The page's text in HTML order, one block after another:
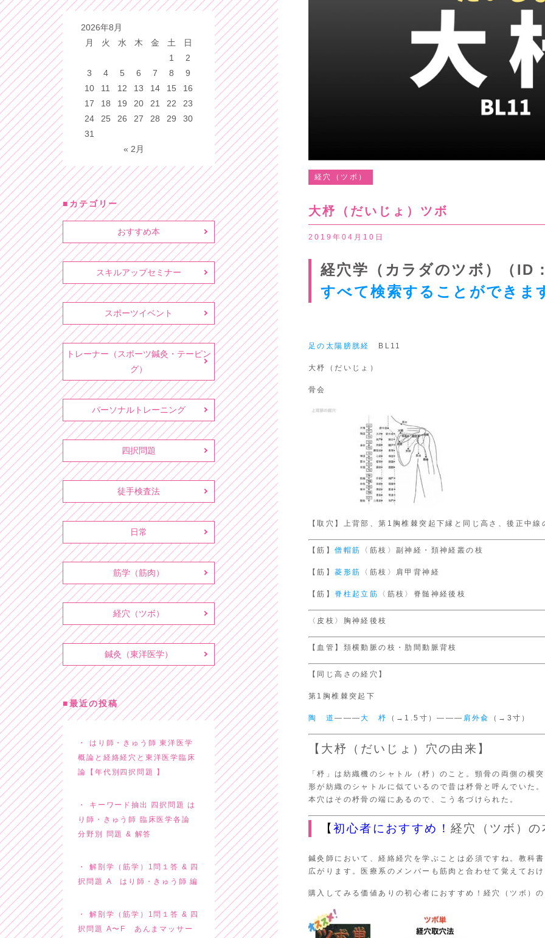
経穴（ツボ）
大杼（だいじょ）ツボ
2019年04月10日
経穴学（カラダのツボ）（ID
すべて検索することができ
足の太陽膀胱経 BL11
大杼（だいじょ）
骨会
【取穴】上背部、第1胸椎棘突起下縁と同じ高さ、後正中
【筋】僧帽筋 〈筋枝〉副神経・頚神経叢の枝
【筋】菱形筋 〈筋枝〉肩甲背神経
【筋】 脊柱起立筋 〈筋枝〉脊髄神経後枝
〈皮枝〉胸神経後枝
【血管】頚横動脈の枝・肋間動脈背枝
【同じ高さの経穴】
第1胸椎棘突起下
陶 道―――大 杼 （→1.5寸）――― 肩外兪 （→3寸）
【大杼（だいじょ）穴の由来】
「杼」は紡織機のシャトル（杼）のこと。頸骨の両側の横
形が紡織のシャトルに似ているので昔は杼骨と呼んでいた。
本穴はその杼骨の端にあるので、こう名づけられた。
【初心者におすすめ！ 経穴（ツボ）
鍼灸師において、経絡経穴を学ぶことは必須ですね。教科
広がります。医療系のメンバーも筋肉と合わせて覚えてお
購入してみる価値ありの初心者におすすめ！経穴（ツボ）
2026年8月
月
火 水 木 金 土
日
1
2
3
4 5 6 7 8
9
10
11 12 13 14 15
16
17
18 19 20 21 22
23
24
25 26 27 28 29
30
31
« 2月
カテゴリー
おすすめ本
スキルアップセミナー
スポーツイベント
トレーナー（スポーツ鍼灸・テーピン
グ）
パーソナルトレーニング
四択問題
徒手検査法
日常
筋学（筋肉）
経穴（ツボ）
鍼灸（東洋医学）
最近の投稿
はり師・きゅう師 東洋医学
概論と経絡経穴と東洋医学臨床
論【年代別四択問題 】
キーワード抽出 四択問題 は
り師・きゅう師 臨床医学各論
分野別 問題 & 解答
解剖学（筋学）1問１答 & 四
択問題 A はり師・きゅう師 編
解剖学（筋学）1問１答 & 四
択問題 A〜F あんまマッサー